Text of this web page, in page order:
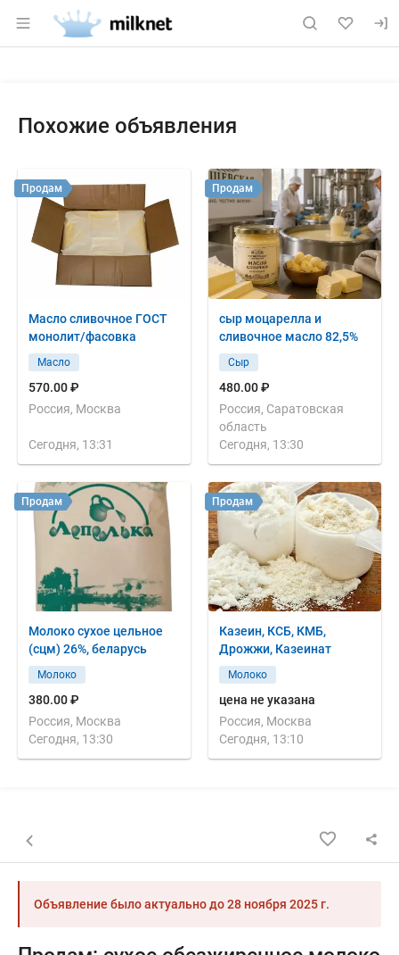
Раздел навигации по сайту milknet.ru
Похожие объявления
Масло сливочное ГОСТ
монолит/фасовка
Масло
570.00 ₽
Россия, Москва
Сегодня, 13:31
Продам
сыр моцарелла и
сливочное масло 82,5%
Сыр
480.00 ₽
Россия, Саратовская
область
Сегодня, 13:30
Продам
Молоко сухое цельное
(сцм) 26%, беларусь
Молоко
380.00 ₽
Россия, Москва
Сегодня, 13:30
Продам
Казеин, КСБ, КМБ,
Дрожжи, Казеинат
Молоко
цена не указана
Россия, Москва
Сегодня, 13:10
Продам
Назад к списку объявлений
Объявление было актуально до28 ноября 2025 г.